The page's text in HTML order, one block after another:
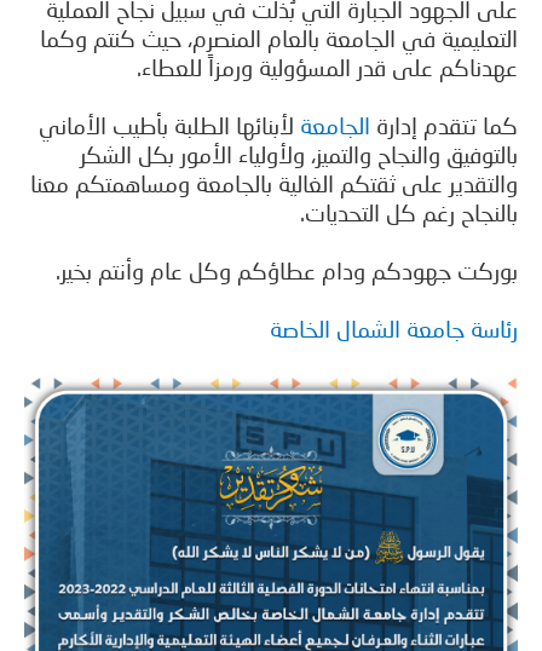
الجهود الجبارة التي بُذلت في سبيل نجاح العملية
في الجامعة بالعام المنصرم، حيث كنتم وكما
على قدر المسؤولية ورمزاً للعطاء.
تتقدم إدارة الجامعةلأبنائها الطلبة بأطيب الأماني
والنجاح والتميز، ولأولياء الأمور بكل الشكر
على ثقتكم الغالية بالجامعة ومساهمتكم معنا
رغم كل التحديات.
جهودكم ودام عطاؤكم وكل عام وأنتم بخير.
جامعة الشمال الخاصة